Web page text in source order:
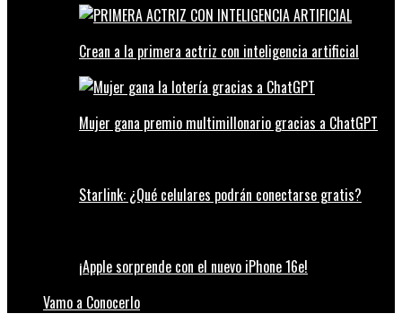
Crean a la primera actriz con inteligencia artificial
Mujer gana premio multimillonario gracias a ChatGPT
Starlink: ¿Qué celulares podrán conectarse gratis?
¡Apple sorprende con el nuevo iPhone 16e!
Vamo a Conocerlo